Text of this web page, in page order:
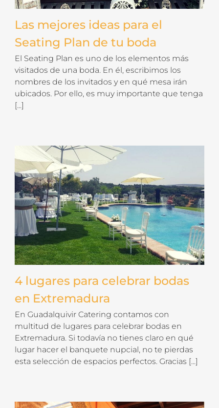
Las mejores ideas para el
Seating Plan de tu boda
El Seating Plan es uno de los elementos más
visitados de una boda. En él, escribimos los
nombres de los invitados y en qué mesa irán
ubicados. Por ello, es muy importante que tenga
[...]
4 lugares para celebrar bodas
en Extremadura
En Guadalquivir Catering contamos con
multitud de lugares para celebrar bodas en
Extremadura. Si todavía no tienes claro en qué
lugar hacer el banquete nupcial, no te pierdas
esta selección de espacios perfectos. Gracias [...]